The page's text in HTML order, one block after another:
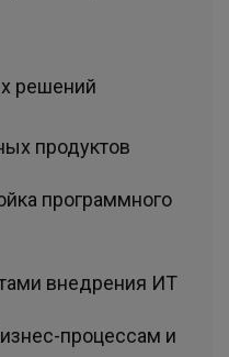
решений
продуктов
программного
внедрения ИТ
процессам и